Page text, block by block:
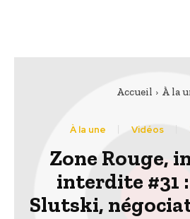
Accueil À la
À la une Vidéos
Zone Rouge,
interdite #31
Slutski,